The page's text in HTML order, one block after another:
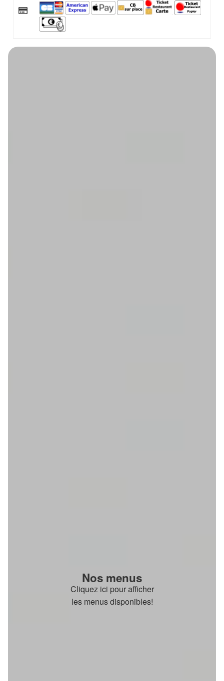
Nos menus
Cliquez ici pour afficher
les menus disponibles!